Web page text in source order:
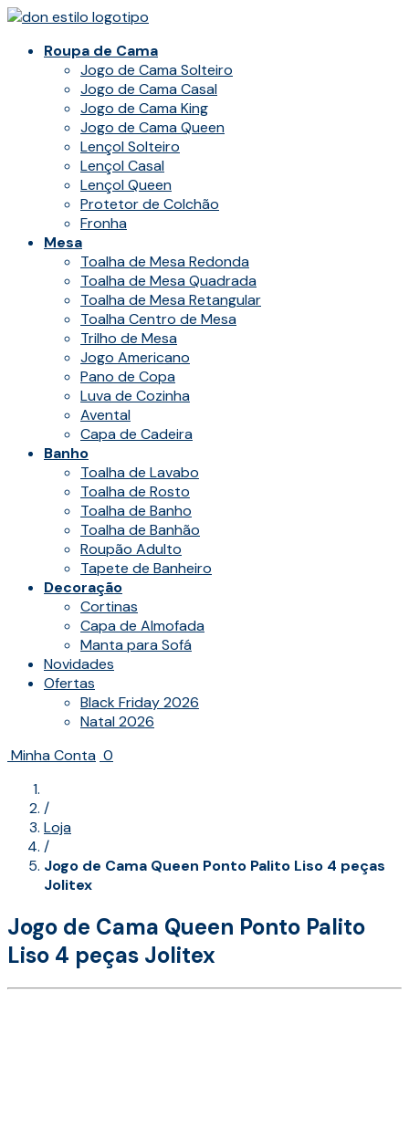
Ir
conteúdo
Roupa de Cama
Jogo de Cama Solteiro
Jogo de Cama Casal
Jogo de Cama King
Jogo de Cama Queen
Lençol Solteiro
Lençol Casal
Lençol Queen
Protetor de Colchão
Fronha
Mesa
Toalha de Mesa Redonda
Toalha de Mesa Quadrada
Toalha de Mesa Retangular
Toalha Centro de Mesa
Trilho de Mesa
Jogo Americano
Pano de Copa
Luva de Cozinha
Avental
Capa de Cadeira
Banho
Toalha de Lavabo
Toalha de Rosto
Toalha de Banho
Toalha de Banhão
Roupão Adulto
Tapete de Banheiro
Decoração
Cortinas
Capa de Almofada
Manta para Sofá
Novidades
Ofertas
Black Friday 2026
Natal 2026
Minha Conta 0
/
Loja
/
Jogo de Cama Queen Ponto Palito Liso 4 peças
Jolitex
Jogo de Cama Queen Ponto Palito
Liso 4 peças Jolitex